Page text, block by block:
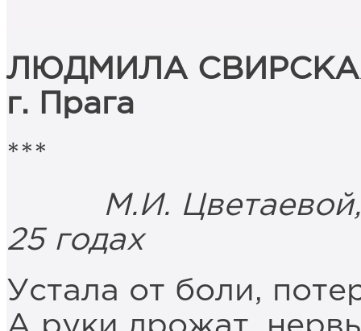
ЛЮДМИЛА
г. Прага
***
М.И.
25 годах
Устала от боли,